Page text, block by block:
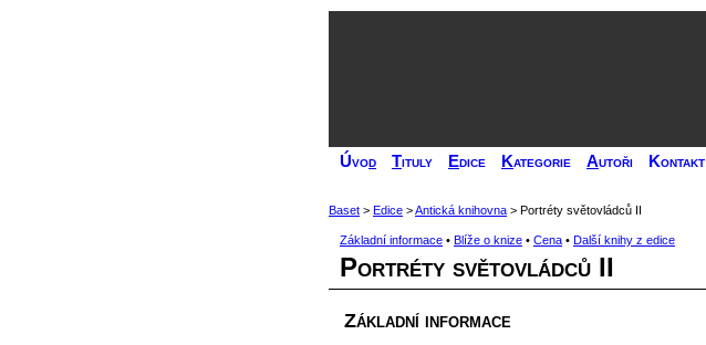
Úvod Tituly Edice Kategorie Autoři Kontakt
Baset > Edice >Antická knihovna > Portréty světovládců II
Základní informace • Blíže o knize • Cena • Další knihy z edice
Portréty světovládců II
Základní informace